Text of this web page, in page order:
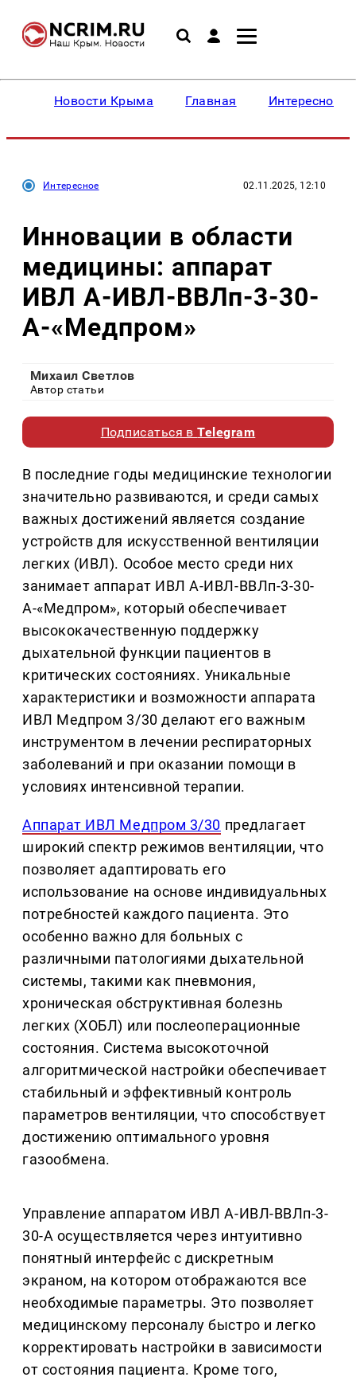
Новости Крыма Главная Интересное
Интересное 02.11.2025, 12:10
Инновации в области
медицины: аппарат
ИВЛ А-ИВЛ-ВВЛп-3-30-
А-«Медпром»
Михаил Светлов
Автор статьи
Подписаться вTelegram
В последние годы медицинские технологии
значительно развиваются, и среди самых
важных достижений является создание
устройств для искусственной вентиляции
легких (ИВЛ). Особое место среди них
занимает аппарат ИВЛ А-ИВЛ-ВВЛп-3-30-
А-«Медпром», который обеспечивает
высококачественную поддержку
дыхательной функции пациентов в
критических состояниях. Уникальные
характеристики и возможности аппарата
ИВЛ Медпром 3/30 делают его важным
инструментом в лечении респираторных
заболеваний и при оказании помощи в
условиях интенсивной терапии.
Аппарат ИВЛ Медпром 3/30 предлагает
широкий спектр режимов вентиляции, что
позволяет адаптировать его
использование на основе индивидуальных
потребностей каждого пациента. Это
особенно важно для больных с
различными патологиями дыхательной
системы, такими как пневмония,
хроническая обструктивная болезнь
легких (ХОБЛ) или послеоперационные
состояния. Система высокоточной
алгоритмической настройки обеспечивает
стабильный и эффективный контроль
параметров вентиляции, что способствует
достижению оптимального уровня
газообмена.
Управление аппаратом ИВЛ А-ИВЛ-ВВЛп-3-
30-А осуществляется через интуитивно
понятный интерфейс с дискретным
экраном, на котором отображаются все
необходимые параметры. Это позволяет
медицинскому персоналу быстро и легко
корректировать настройки в зависимости
от состояния пациента. Кроме того,